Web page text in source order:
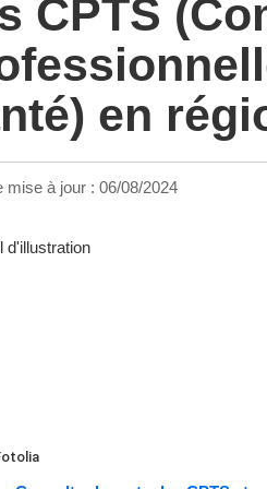
CPTS
en
mise à jour : 06/08/2024